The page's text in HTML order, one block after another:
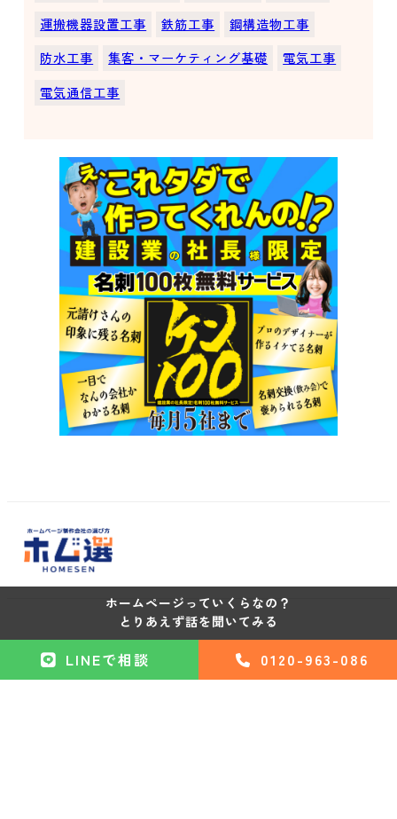
運搬機器設置工事
鉄筋工事
鋼構造物工事
防水工事
集客・マーケティング基礎
電気工事
電気通信工事
住所：〒530-0012 大阪府大阪市北区芝田2-8-11 共栄ビル
210E
ホームページっていくらなの？
とりあえず話を聞いてみる
LINEで相談 0120-963-086